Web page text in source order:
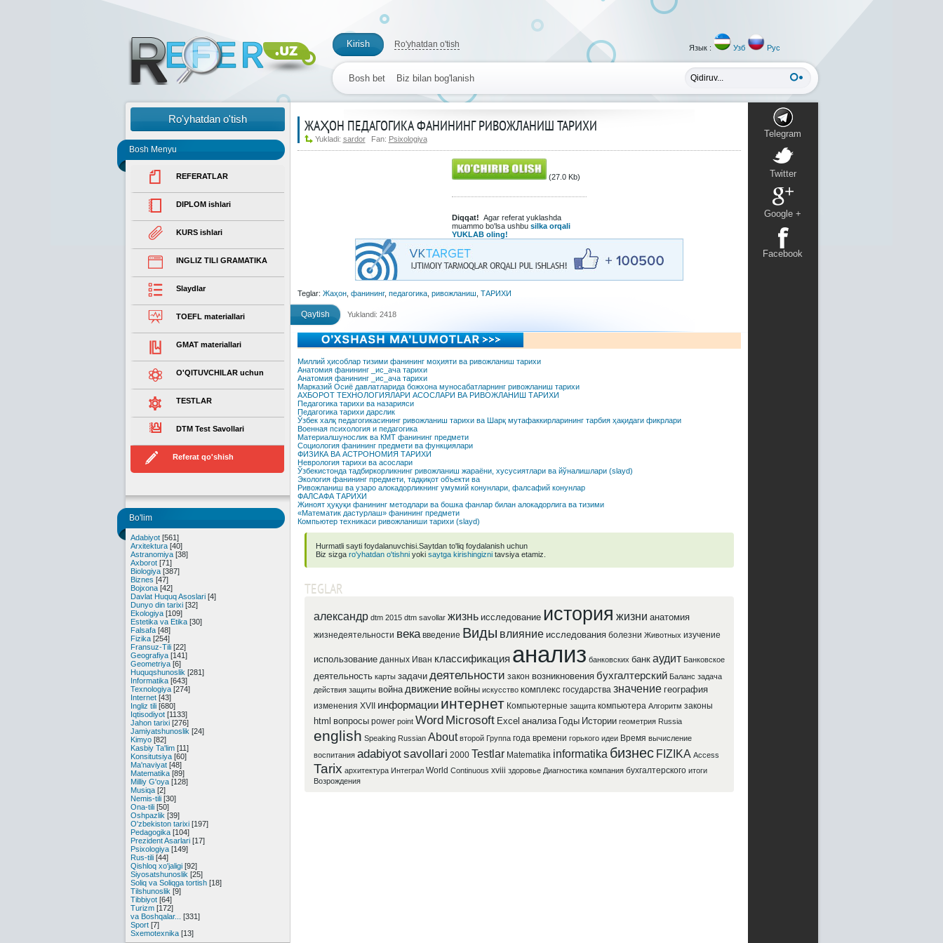
Kirish Ro'yhatdan o'tish Язык : Узб Рус
Bosh bet Biz bilan bog'lanish
Ro'yhatdan o'tish
Bosh Menyu
REFERATLAR
DIPLOM ishlari
KURS ishlari
INGLIZ TILI GRAMATIKA
Slaydlar
TOEFL materiallari
GMAT materiallari
O'QITUVCHILAR uchun
TESTLAR
DTM Test Savollari
Referat qo'shish
Bo'lim
Adabiyot [561]
Arxitektura [40]
Astranomiya [38]
Axborot [71]
Biologiya [387]
Biznes [47]
Bojxona [42]
Davlat Huquq Asoslari [4]
Dunyo din tarixi [32]
Ekologiya [109]
Estetika va Etika [30]
Falsafa [48]
Fizika [254]
Fransuz-Tili [22]
Geografiya [141]
Geometriya [6]
Huquqshunoslik [281]
Informatika [643]
Texnologiya [274]
Internet [43]
Ingliz tili [680]
Iqtisodiyot [1133]
Jahon tarixi [276]
Jamiyatshunoslik [24]
Kimyo [82]
Kasbiy Ta'lim [11]
Konsitutsiya [60]
Ma'naviyat [48]
Matematika [89]
Milliy G'oya [128]
Musiqa [2]
Nemis-tili [30]
Ona-tili [50]
Oshpazlik [39]
O'zbekiston tarixi [197]
Pedagogika [104]
Prezident Asarlari [17]
Psixologiya [149]
Rus-tili [44]
Qishloq xo'jaligi [92]
Siyosatshunoslik [25]
Soliq va Soliqga tortish [18]
Tilshunoslik [9]
Tibbiyot [64]
Turizm [172]
va Boshqalar...
[331]
Sport [7]
Sxemotexnika [13]
Telegram
Twitter
Google +
Facebook
ЖАҲОН ПЕДАГОГИКА ФАНИНИНГ РИВОЖЛАНИШ ТАРИХИ
Yukladi: sardor Fan: Psixologiya
(27.0 Kb)
Diqqat! Agar referat yuklashda
muammo bo'lsa ushbu silka orqali
YUKLAB oling!
Teglar: Жаҳон, фанининг, педагогика, ривожланиш ТАРИХИ
Qaytish Yuklandi: 2418
Миллий ҳисоблар тизими фанининг моҳияти ва ривожланиш тарихи
Анатомия фанининг _ис_ача тарихи
Анатомия фанининг _ис_ача тарихи
Марказий Осиё давлатларида божхона муносабатларнинг ривожланиш тарихи
АХБОРОТ ТЕХНОЛОГИЯЛАРИ АСОСЛАРИ ВА РИВОЖЛАНИШ ТАРИХИ
Педагогика тарихи ва назарияси
Педагогика тарихи дарслик
Ўзбек халқ педагогикасининг ривожланиш тарихи ва Шарқ мутафаккирларининг тарбия ҳақидаги фикрлари
Военная психология и педагогика
Материалшунослик ва КМТ фанининг предмети
Социология фанининг предмети ва функциялари
ФИЗИКА ВА АСТРОНОМИЯ ТАРИХИ
Неврология тарихи ва асослари
Ўзбекистонда тадбиркорликнинг ривожланиш жараёни, хусусиятлари ва йўналишлари (slayd)
Экология фанининг предмети, тадқиқот объекти ва
Ривожланиш ва узаро алокадорликнинг умумий конунлари, фалсафий конунлар
ФАЛСАФА ТАРИХИ
Жиноят ҳуқуқи фанининг методлари ва бошка фанлар билан алокадорлига ва тизими
«Математик дастурлаш» фанининг предмети
Компьютер техникаси ривожланиши тарихи (slayd)
Hurmatli sayti foydalanuvchisi.Saytdan to'liq foydalanish uchun
Biz sizga ro'yhatdan o'tishniyoki saytga kirishingiznitavsiya etamiz.
TEGLAR
александр dtm 2015 dtm savollar жизнь исследование история жизни анатомия
жизнедеятельности века введение Виды влияние исследования болезни Животных изучение
использование данных Иван классификация анализ банковских банк аудит Банковское
деятельность карты задачи деятельности закон возникновения бухгалтерский Баланс задача
действия защиты война движение войны искусство комплекс государства значение география
изменения XVII информации интернет Компьютерные защита компьютера Алгоритм законы
html вопросы power point Word Microsoft Excel анализа Годы Истории геометрия Russia
english Speaking Russian About второй Группа года времени горького идеи Время вычисление
воспитания adabiyotsavollari 2000 Testlar Matematika informatika бизнес FIZIKA Access
Tarix архитектура Интеграл World Continuous xviii здоровье Диагностика компания бухгалтерского итоги
Возрождения